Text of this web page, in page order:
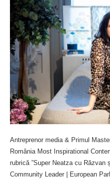
Antreprenor media & Primul
România Most Inspirational
rubrică ”Super Neatza cu Răzvan
Community Leader | European